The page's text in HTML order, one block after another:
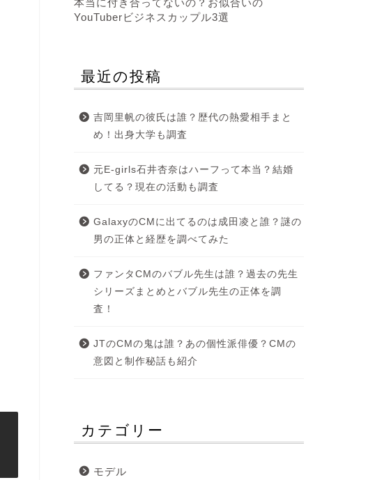
YouTuberビジネスカップル3選
最近の投稿
吉岡里帆の彼氏は誰？歴代の熱愛相手まと
め！出身大学も調査
元E-girls石井杏奈はハーフって本当？結婚
してる？現在の活動も調査
GalaxyのCMに出てるのは成田凌と誰？謎の
男の正体と経歴を調べてみた
ファンタCMのバブル先生は誰？過去の先生
シリーズまとめとバブル先生の正体を調
査！
JTのCMの鬼は誰？あの個性派俳優？CMの
意図と制作秘話も紹介
カテゴリー
モデル